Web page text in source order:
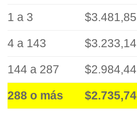
1 a 3
$3.481,85
4 a 143 $3.233,14
144 a 287 $2.984,44
288 o más $2.735,74